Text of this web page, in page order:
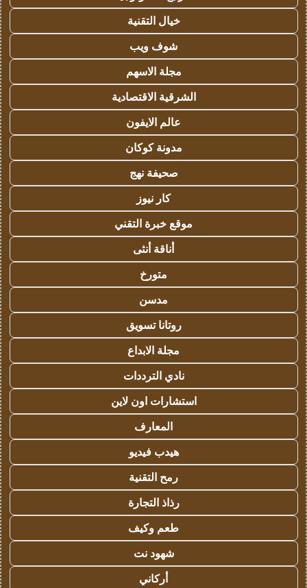
خيال التقنية
شوف ويب
مجلة الاسهم
الشرقية الاقتصادية
عالم الايفون
مدونة كوكان
صحيفة نهج
كار نيوز
موقع خبرة التقني
أناقة أنثى
متورخ
مدسن
روتانا تسويق
مجلة الابداع
نادي الترددات
استشارات اون لاين
المعارف
هيدب فيديو
رمح التقنية
رذاذ التجارة
طعم وكيف
شهود نت
أركاني